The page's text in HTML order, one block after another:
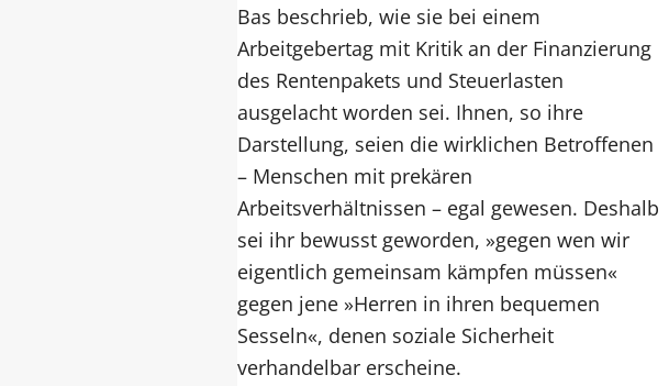
Bas beschrieb, wie sie bei einem
Arbeitgebertag mit Kritik an der Finanzierung
des Rentenpakets und Steuerlasten
ausgelacht worden sei. Ihnen, so ihre
Darstellung, seien die wirklichen Betroffenen
– Menschen mit prekären
Arbeitsverhältnissen – egal gewesen. Deshalb
sei ihr bewusst geworden, »gegen wen wir
eigentlich gemeinsam kämpfen müssen«
gegen jene »Herren in ihren bequemen
Sesseln«, denen soziale Sicherheit
verhandelbar erscheine.